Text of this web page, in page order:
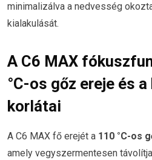
minimalizálva a nedvesség
kialakulását.
A C6 MAX
°C-os gőz ereje és
korlátai
A C6 MAX fő erejét a 110 °C-os
amely vegyszermentesen